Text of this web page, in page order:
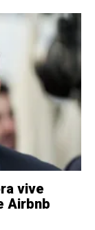
vive
Airbnb